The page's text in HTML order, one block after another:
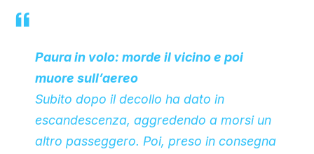
CHI SIAMO
Paura in volo: morde il vicino e poi
muore sull’aereo
Subito dopo il decollo ha dato in
escandescenza, aggredendo a morsi un
altro passeggero. Poi, preso in consegna